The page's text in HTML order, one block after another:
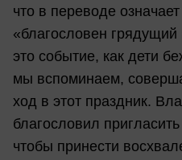
что в переводе
«благословен
это событие, как дети
мы вспоминаем,
ход в этот праздник.
благословил
чтобы принести